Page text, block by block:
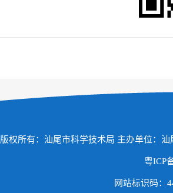
版权所有：汕尾市科学技术局 主办单位：
粤ICP
网站标识码：